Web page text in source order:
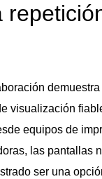
visualización
equipos de
las pantallas
ser una